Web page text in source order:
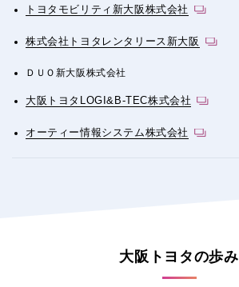
トヨタモビリティ新大阪株式会社
株式会社トヨタレンタリース新大阪
ＤＵＯ新大阪株式会社
大阪トヨタLOGI&B-TEC株式会社
オーティー情報システム株式会社
大阪トヨタの歩み